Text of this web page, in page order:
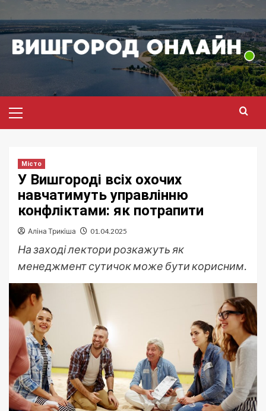
до
вмісту
меню
Місто
У Вишгороді всіх охочих
навчатимуть управлінню
конфліктами: як потрапити
Аліна Трикіша 01.04.2025
На заході лектори розкажуть як
менеджмент сутичок може бути корисним.